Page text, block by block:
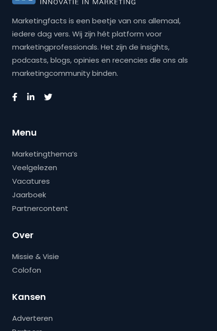
Marketingfacts is een beetje van ons allemaal,
iedere dag vers. Wij zijn hét platform voor
marketingprofessionals. Het zijn de insights,
podcasts, blogs, opinies en recencies die ons als
marketingcommunity binden.
Menu
Marketingthema’s
Veelgelezen
Vacatures
Jaarboek
Partnercontent
Over
Missie & Visie
Colofon
Kansen
Adverteren